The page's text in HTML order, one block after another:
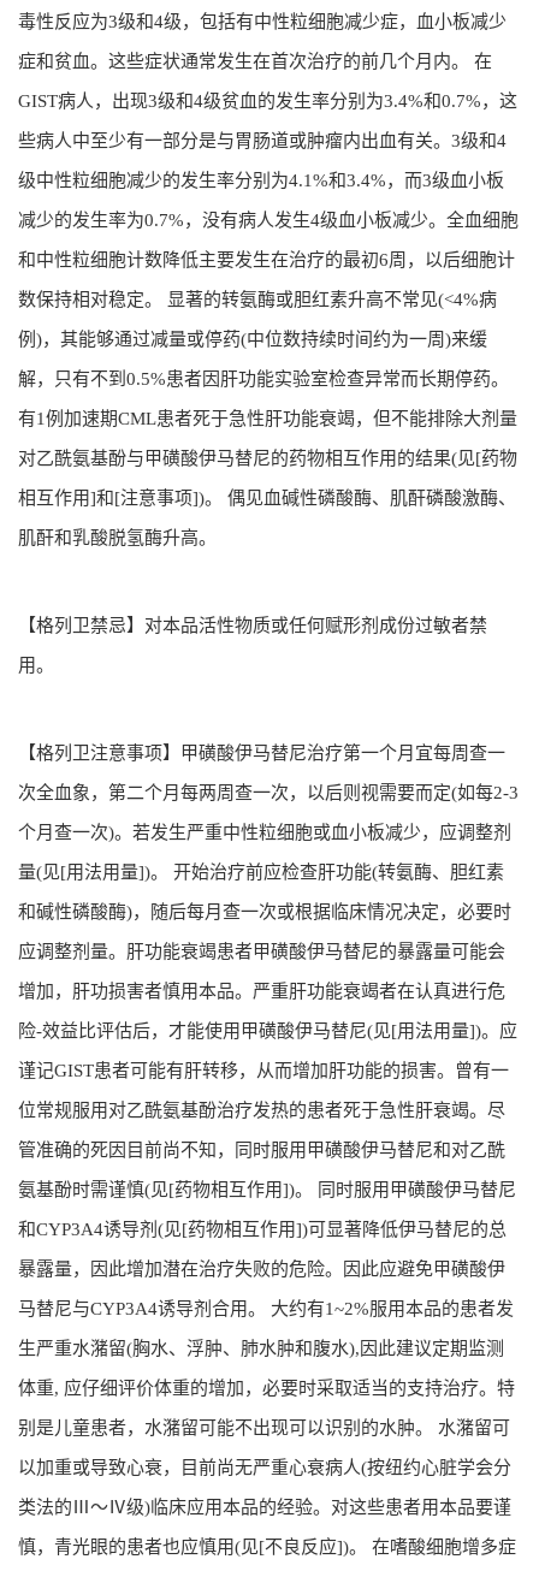
毒性反应为3级和4级，包括有中性粒细胞减少症，血小板减少
症和贫血。这些症状通常发生在首次治疗的前几个月内。 在
GIST病人，出现3级和4级贫血的发生率分别为3.4%和0.7%，这
些病人中至少有一部分是与胃肠道或肿瘤内出血有关。3级和4
级中性粒细胞减少的发生率分别为4.1%和3.4%，而3级血小板
减少的发生率为0.7%，没有病人发生4级血小板减少。全血细胞
和中性粒细胞计数降低主要发生在治疗的最初6周，以后细胞计
数保持相对稳定。 显著的转氨酶或胆红素升高不常见(<4%病
例)，其能够通过减量或停药(中位数持续时间约为一周)来缓
解，只有不到0.5%患者因肝功能实验室检查异常而长期停药。
有1例加速期CML患者死于急性肝功能衰竭，但不能排除大剂量
对乙酰氨基酚与甲磺酸伊马替尼的药物相互作用的结果(见[药物
相互作用]和[注意事项])。 偶见血碱性磷酸酶、肌酐磷酸激酶、
肌酐和乳酸脱氢酶升高。
【格列卫禁忌】对本品活性物质或任何赋形剂成份过敏者禁
用。
【格列卫注意事项】甲磺酸伊马替尼治疗第一个月宜每周查一
次全血象，第二个月每两周查一次，以后则视需要而定(如每2-3
个月查一次)。若发生严重中性粒细胞或血小板减少，应调整剂
量(见[用法用量])。 开始治疗前应检查肝功能(转氨酶、胆红素
和碱性磷酸酶)，随后每月查一次或根据临床情况决定，必要时
应调整剂量。肝功能衰竭患者甲磺酸伊马替尼的暴露量可能会
增加，肝功损害者慎用本品。严重肝功能衰竭者在认真进行危
险-效益比评估后，才能使用甲磺酸伊马替尼(见[用法用量])。应
谨记GIST患者可能有肝转移，从而增加肝功能的损害。曾有一
位常规服用对乙酰氨基酚治疗发热的患者死于急性肝衰竭。尽
管准确的死因目前尚不知，同时服用甲磺酸伊马替尼和对乙酰
氨基酚时需谨慎(见[药物相互作用])。 同时服用甲磺酸伊马替尼
和CYP3A4诱导剂(见[药物相互作用])可显著降低伊马替尼的总
暴露量，因此增加潜在治疗失败的危险。因此应避免甲磺酸伊
马替尼与CYP3A4诱导剂合用。 大约有1~2%服用本品的患者发
生严重水潴留(胸水、浮肿、肺水肿和腹水),因此建议定期监测
体重, 应仔细评价体重的增加，必要时采取适当的支持治疗。特
别是儿童患者，水潴留可能不出现可以识别的水肿。 水潴留可
以加重或导致心衰，目前尚无严重心衰病人(按纽约心脏学会分
类法的Ⅲ～Ⅳ级)临床应用本品的经验。对这些患者用本品要谨
慎，青光眼的患者也应慎用(见[不良反应])。 在嗜酸细胞增多症